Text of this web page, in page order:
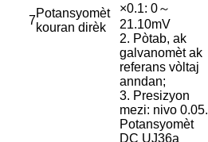
7
Potansyomèt
kouran dirèk
×0.1: 0～
21.10mV
2. Pòtab, ak
galvanomèt ak
referans vòltaj
anndan;
3. Presizyon
mezi: nivo 0.05.
Potansyomèt
DC UJ36a